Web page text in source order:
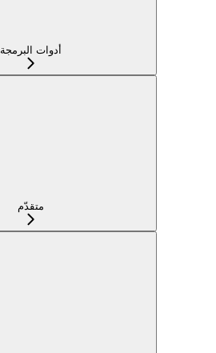
أدوات البرمجة
متقدّم